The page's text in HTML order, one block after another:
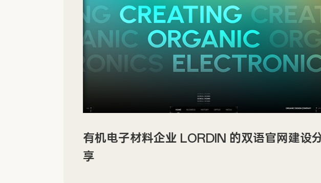
有机电子材料企业 LORDIN 的双语官网建设分
享